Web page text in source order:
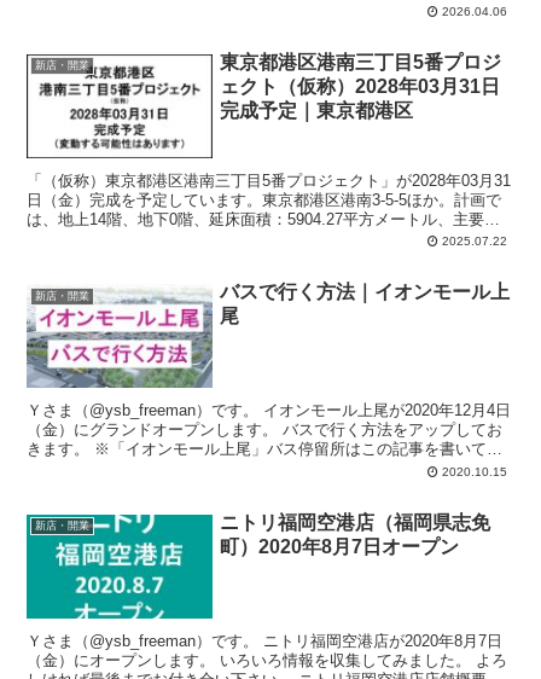
2026.04.06
新店・開業
東京都港区港南三丁目5番プロジ
ェクト（仮称）2028年03月31日
完成予定｜東京都港区
「（仮称）東京都港区港南三丁目5番プロジェクト」が2028年03月31
日（金）完成を予定しています。東京都港区港南3-5-5ほか。計画で
は、地上14階、地下0階、延床面積：5904.27平方メートル、主要用
2025.07.22
新店・開業
バスで行く方法｜イオンモール上
尾
Ｙさま（@ysb_freeman）です。 イオンモール上尾が2020年12月4日
（金）にグランドオープンします。 バスで行く方法をアップしてお
きます。 ※「イオンモール上尾」バス停留所はこの記事を書いてい
2020.10.15
新店・開業
ニトリ福岡空港店（福岡県志免
町）2020年8月7日オープン
Ｙさま（@ysb_freeman）です。 ニトリ福岡空港店が2020年8月7日
（金）にオープンします。 いろいろ情報を収集してみました。 よろ